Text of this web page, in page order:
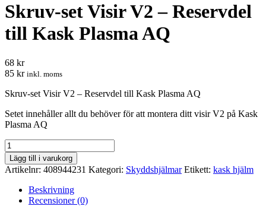
Skruv-set Visir V2 – Reservdel
till Kask Plasma AQ
68 kr
85 kr inkl. moms
Skruv-set Visir V2 – Reservdel till Kask Plasma AQ
Setet innehåller allt du behöver för att montera ditt visir V2 på Kask
Plasma AQ
Skruv-
set
Visir
V2
Reservdel
Lägg till i varukorg
Artikelnr: 408944231 Kategori: Skyddshjälmar Etikett: kask hjälm
Beskrivning
Recensioner (0)